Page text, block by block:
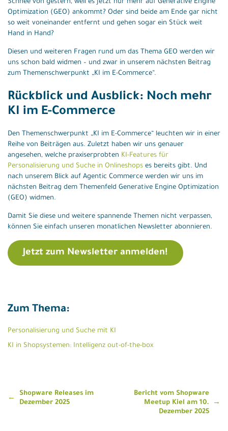
Schnee von gestern, weil es jetzt nur mehr auf Generative Engine
Optimization (GEO) ankommt? Oder sind beide am Ende gar nicht
so weit voneinander entfernt und gehen sogar ein Stück weit
Hand in Hand?
Diesen und weiteren Fragen rund um das Thema GEO werden wir
uns schon bald widmen – und zwar in unserem nächsten Beitrag
zum Themenschwerpunkt „KI im E-Commerce“.
Rückblick und Ausblick: Noch mehr
KI im E-Commerce
Den Themenschwerpunkt „KI im E-Commerce“ leuchten wir in einer
Reihe von Beiträgen aus. Zuletzt haben wir uns genauer
angesehen, welche praxiserprobten KI-Features für
Personalisierung und Suche in Onlineshops es bereits gibt. Und
nach unserem Blick auf Agentic Commerce werden wir uns im
nächsten Beitrag dem Themenfeld Generative Engine Optimization
(GEO) widmen.
Damit Sie diese und weitere spannende Themen nicht verpassen,
können Sie einfach unseren monatlichen Newsletter abonnieren.
Jetzt zum Newsletter anmelden!
Zum Thema:
Personalisierung und Suche mit KI
KI in Shopsystemen: Intelligenz out-of-the-box
Beitragsnavigation
Shopware Releases im
Dezember 2025
Bericht vom Shopware
Meetup Kiel am 10.
Dezember 2025